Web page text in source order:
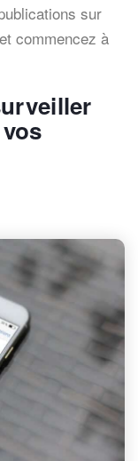
sur
commencez à